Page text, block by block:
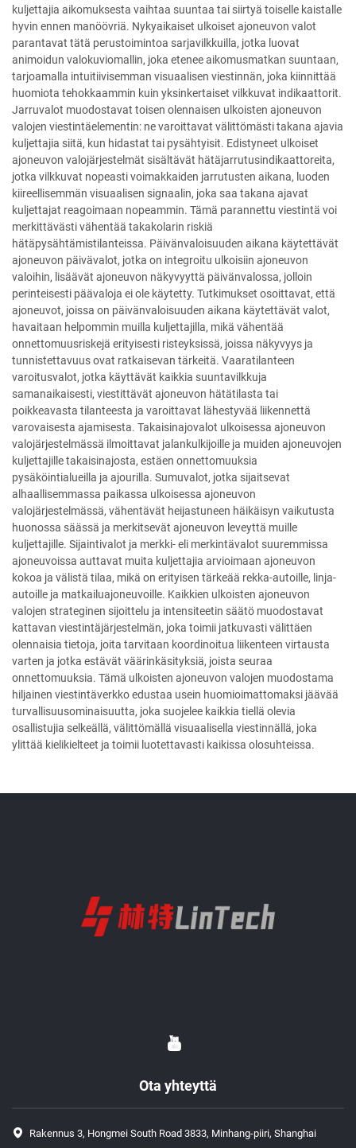
kuljettajia aikomuksesta vaihtaa suuntaa tai siirtyä toiselle kaistalle
hyvin ennen manöövriä. Nykyaikaiset ulkoiset ajoneuvon valot
parantavat tätä perustoimintoa sarjavilkkuilla, jotka luovat
animoidun valokuviomallin, joka etenee aikomusmatkan suuntaan,
tarjoamalla intuitiivisemman visuaalisen viestinnän, joka kiinnittää
huomiota tehokkaammin kuin yksinkertaiset vilkkuvat indikaattorit.
Jarruvalot muodostavat toisen olennaisen ulkoisten ajoneuvon
valojen viestintäelementin: ne varoittavat välittömästi takana ajavia
kuljettajia siitä, kun hidastat tai pysähtyisit. Edistyneet ulkoiset
ajoneuvon valojärjestelmät sisältävät hätäjarrutusindikaattoreita,
jotka vilkkuvat nopeasti voimakkaiden jarrutusten aikana, luoden
kiireellisemmän visuaalisen signaalin, joka saa takana ajavat
kuljettajat reagoimaan nopeammin. Tämä parannettu viestintä voi
merkittävästi vähentää takakolarin riskiä
hätäpysähtämistilanteissa. Päivänvaloisuuden aikana käytettävät
ajoneuvon päivävalot, jotka on integroitu ulkoisiin ajoneuvon
valoihin, lisäävät ajoneuvon näkyvyyttä päivänvalossa, jolloin
perinteisesti päävaloja ei ole käytetty. Tutkimukset osoittavat, että
ajoneuvot, joissa on päivänvaloisuuden aikana käytettävät valot,
havaitaan helpommin muilla kuljettajilla, mikä vähentää
onnettomuusriskejä erityisesti risteyksissä, joissa näkyvyys ja
tunnistettavuus ovat ratkaisevan tärkeitä. Vaaratilanteen
varoitusvalot, jotka käyttävät kaikkia suuntavilkkuja
samanaikaisesti, viestittävät ajoneuvon hätätilasta tai
poikkeavasta tilanteesta ja varoittavat lähestyvää liikennettä
varovaisesta ajamisesta. Takaisinajovalot ulkoisessa ajoneuvon
valojärjestelmässä ilmoittavat jalankulkijoille ja muiden ajoneuvojen
kuljettajille takaisinajosta, estäen onnettomuuksia
pysäköintialueilla ja ajourilla. Sumuvalot, jotka sijaitsevat
alhaallisemmassa paikassa ulkoisessa ajoneuvon
valojärjestelmässä, vähentävät heijastuneen häikäisyn vaikutusta
huonossa säässä ja merkitsevät ajoneuvon leveyttä muille
kuljettajille. Sijaintivalot ja merkki- eli merkintävalot suuremmissa
ajoneuvoissa auttavat muita kuljettajia arvioimaan ajoneuvon
kokoa ja välistä tilaa, mikä on erityisen tärkeää rekka-autoille, linja-
autoille ja matkailuajoneuvoille. Kaikkien ulkoisten ajoneuvon
valojen strateginen sijoittelu ja intensiteetin säätö muodostavat
kattavan viestintäjärjestelmän, joka toimii jatkuvasti välittäen
olennaisia tietoja, joita tarvitaan koordinoitua liikenteen virtausta
varten ja jotka estävät väärinkäsityksiä, joista seuraa
onnettomuuksia. Tämä ulkoisten ajoneuvon valojen muodostama
hiljainen viestintäverkko edustaa usein huomioimattomaksi jäävää
turvallisuusominaisuutta, joka suojelee kaikkia tiellä olevia
osallistujia selkeällä, välittömällä visuaalisella viestinnällä, joka
ylittää kielikielteet ja toimii luotettavasti kaikissa olosuhteissa.
Ota yhteyttä
Rakennus 3, Hongmei South Road 3833, Minhang-piiri, Shanghai